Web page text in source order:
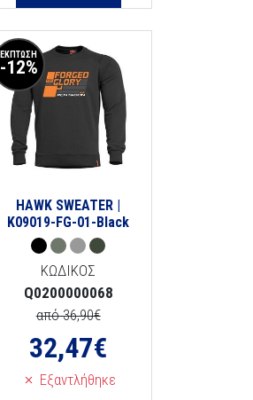
ΕΚΠΤΩΣΗ
-12%
HAWK SWEATER |
K09019-FG-01-Black
ΚΩΔΙΚΟΣ
Q0200000068
από 36,90€
32,47€
Εξαντλήθηκε